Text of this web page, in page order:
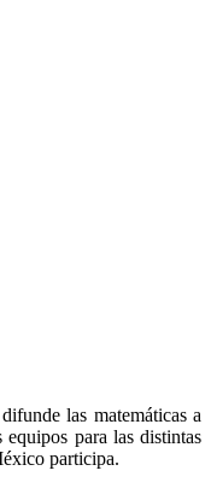
las matemáticas a
para las distintas
participa.